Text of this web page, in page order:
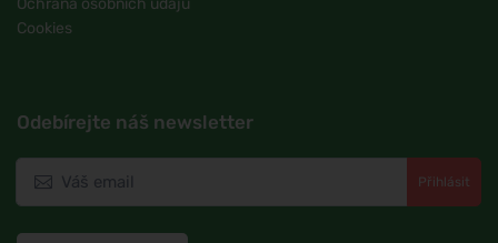
Cookies
Odebírejte náš newsletter
Přihlásit